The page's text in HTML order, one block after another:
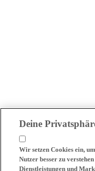
Deine
Wir setzen Cookies ein,
Nutzer besser zu
Dienstleistungen und